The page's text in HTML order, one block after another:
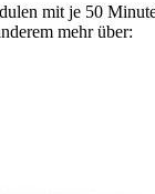
mit je 50
mehr über: